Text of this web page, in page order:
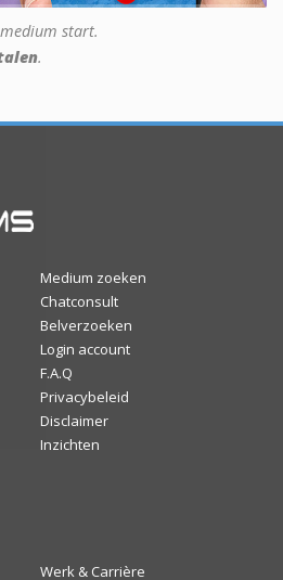
start.
.
Medium zoeken
Chatconsult
Belverzoeken
Login account
F.A.Q
Privacybeleid
Disclaimer
Inzichten
Werk & Carrière